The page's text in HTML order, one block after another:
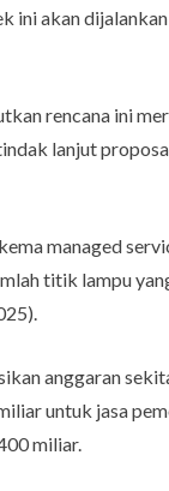
ini akan
rencana ini
lanjut
managed
titik lampu
anggaran
untuk jasa
miliar.